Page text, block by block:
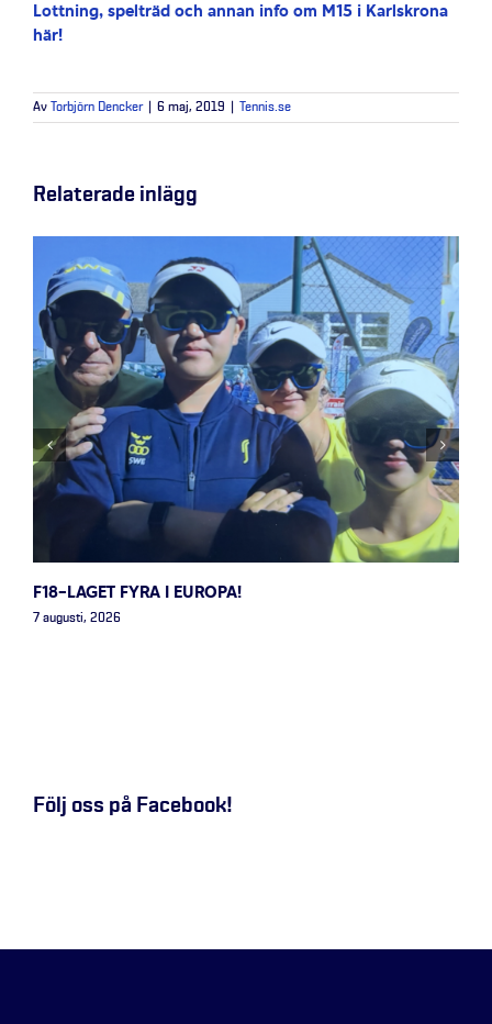
Lottning, spelträd och annan info om M15 i Karlskrona
här!
Av Torbjörn Dencker 6 maj, 2019 Tennis.se
Relaterade inlägg
F18-LAGET FYRA I EUROPA!
7 augusti, 2026
Följ oss på Facebook!